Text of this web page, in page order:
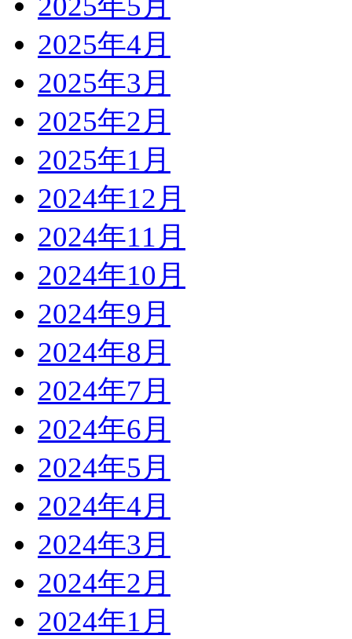
2025年4月
2025年3月
2025年2月
2025年1月
2024年12月
2024年11月
2024年10月
2024年9月
2024年8月
2024年7月
2024年6月
2024年5月
2024年4月
2024年3月
2024年2月
2024年1月